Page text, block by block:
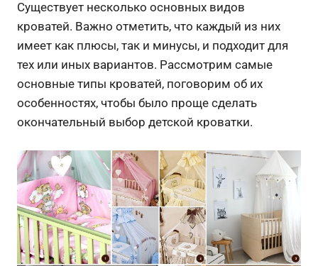
Существует несколько основных видов
кроватей. Важно отметить, что каждый из них
имеет как плюсы, так и минусы, и подходит для
тех или иных вариантов. Рассмотрим самые
основные типы кроватей, поговорим об их
особенностях, чтобы было проще сделать
окончательный выбор детской кроватки.